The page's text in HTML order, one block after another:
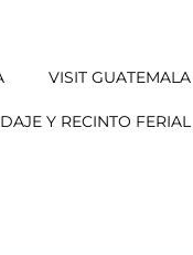
VISIT GUATEMALA
Y RECINTO FERIAL